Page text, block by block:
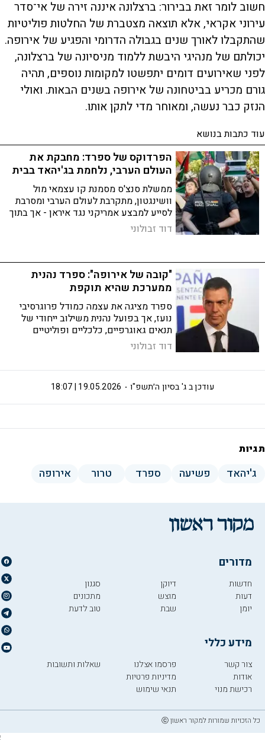
חשוב לומר זאת בבירור: ברצלונה איננה זירה של אי־סדר
עירוני אקראי, אלא תוצאה מצטברת של החלטות פוליטיות
שהתקבלו לאורך שנים בגבולה הדרומי והפגיע של אירופה.
יכולתם של מנהיגי היבשת ללמוד מניסיונה של ברצלונה,
לפני שאירועים דומים יתפשטו למקומות נוספים, תהיה
גורם מכריע בביטחונה של אירופה בשנים הבאות. ואולי
הנזק כבר נעשה, ומאוחר מדי לתקן אותו.
עוד כתבות בנושא
הפרדוקס של ספרד: מחבקת את
העולם הערבי, נלחמת בג'יהאד בבית
ממשלת סנצ'ס מסמנת קו עצמאי מול
וושינגטון, מתקרבת לעולם הערבי ומסרבת
לסייע למבצע אמריקני נגד איראן - אך בתוך
ספרד עצמה מתרחב המאבק ברדיקליזציה
אסלאמיסטית, ברשתות מימון חוצות גבולות
דוד זבולוני
"קובה של אירופה": ספרד נהנית
ממערכת שהיא תוקפת
ספרד מציגה את עצמה כמודל פרוגרסיבי
נועז, אך בפועל נהנית משילוב ייחודי של
תנאים גאוגרפיים, כלכליים ופוליטיים
שמאפשרים לה לנקוט עמדות חריפות מבלי
לשלם את המחיר שאחרות באירופה נדרשות
דוד זבולוני
ג' בסיון ה׳תשפ"ו 19.05.2026 | 18:07 עודכן ב
תגיות
ג'יהאד פשיעה ספרד טרור אירופה
מדורים
חדשות
דעות
יומן
דיוקן
מוצש
שבת
סגנון
מתכונים
טוב לדעת
מידע כללי
צור קשר
אודות
רכישת מנוי
פרסמו אצלנו
מדיניות פרטיות
תנאי שימוש
שאלות ותשובות
כל הזכויות שמורות למקור ראשון ⓒ